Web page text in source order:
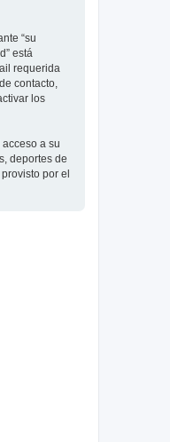
“su
está
requerida
contacto,
los
a su
deportes de
por el